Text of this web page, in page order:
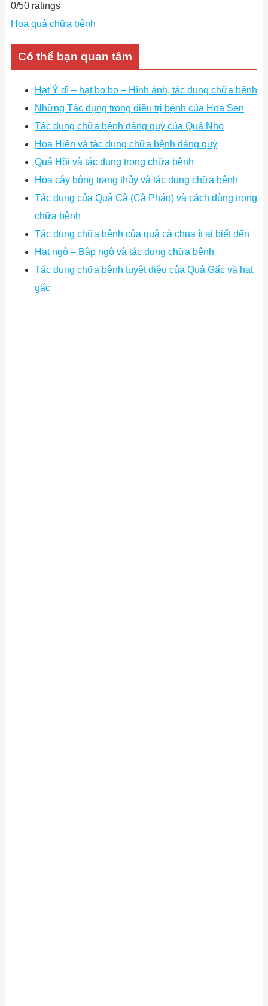
0/50 ratings
Hoa quả chữa bệnh
Có thể bạn quan tâm
Hạt Ý dĩ – hạt bo bo – Hình ảnh, tác dụng chữa bệnh
Những Tác dụng trong điều trị bệnh của Hoa Sen
Tác dụng chữa bệnh đáng quý của Quả Nho
Hoa Hiên và tác dụng chữa bệnh đáng quý
Quả Hồi và tác dụng trong chữa bệnh
Hoa cây bông trang thủy và tác dụng chữa bệnh
Tác dụng của Quả Cà (Cà Pháo) và cách dùng trong
chữa bệnh
Tác dụng chữa bệnh của quả cà chua ít ai biết đến
Hạt ngô – Bắp ngô và tác dụng chữa bệnh
Tác dụng chữa bệnh tuyệt diệu của Quả Gấc và hạt
gấc